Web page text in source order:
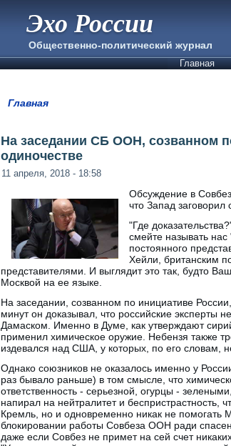
Эхо России
Общественно-политический журнал
Главная
Главная
На заседании СБ ООН, созванном
одиночестве
11 апреля, 2018 - 18:58
Обсуждение в
что Запад
"Где
смейте называть
постоянного
Хейли, британским
представителями. И выглядит это так, будто
Москвой на ее языке.
На заседании, созванном по инициативе
минут он доказывал, что российские эксперты
Дамаском. Именно в Думе, как утверждают
применил химическое оружие. Небензя также
издевался над США, у которых, по его словам,
Однако союзников не оказалось именно у
раз бывало раньше) в том смысле, что
ответственность - серьезной, огурцы -
напирал на нейтралитет и беспристрастность,
Кремль, но и одновременно никак не
блокировании работы Совбеза ООН ради
даже если Совбез не примет на сей счет